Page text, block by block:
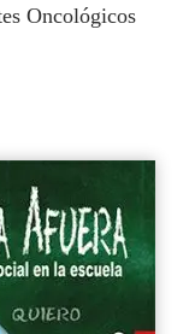
Oncológicos